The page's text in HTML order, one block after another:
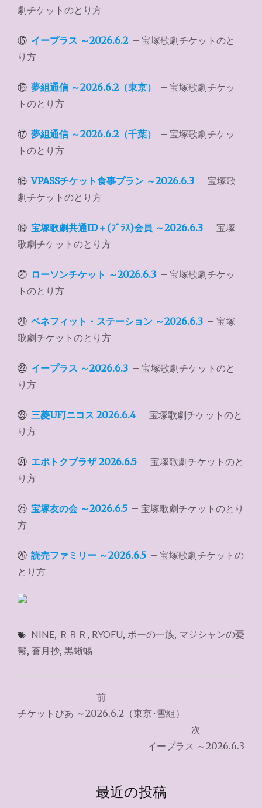
劇チケットのとり方
⑮ イープラス ～2026.6.2 – 宝塚歌劇チケットのと
り方
⑯ 夢組通信 ～2026.6.2（東京）
– 宝塚歌劇チケッ
トのとり方
⑰ 夢組通信 ～2026.6.2（千葉）
– 宝塚歌劇チケッ
トのとり方
⑱ VPASSチケット食事プラン ～2026.6.3 – 宝塚歌
劇チケットのとり方
⑲ 宝塚歌劇共通ID＋(ﾌﾟﾗｽ)会員 ～2026.6.3 – 宝塚
歌劇チケットのとり方
⑳ ローソンチケット ～2026.6.3 – 宝塚歌劇チケッ
トのとり方
㉑ ベネフィット・ステーション ～2026.6.3 – 宝塚
歌劇チケットのとり方
㉒ イープラス ～2026.6.3 – 宝塚歌劇チケットのと
り方
㉓ 三菱UFJニコス 2026.6.4 – 宝塚歌劇チケットのと
り方
㉔ エポトクプラザ 2026.6.5 – 宝塚歌劇チケットのと
り方
㉕ 宝塚友の会 ～2026.6.5 – 宝塚歌劇チケットのとり
方
㉖ 読売ファミリー ～2026.6.5 – 宝塚歌劇チケットの
とり方
NINE, ＲＲＲ , RYOFU, ポーの一族, マジシャンの憂
鬱, 蒼月抄, 黒蜥蜴
稿
前
チケットぴあ ～2026.6.2（東京･雪組）
次
イープラス ～2026.6.3
最近の投稿